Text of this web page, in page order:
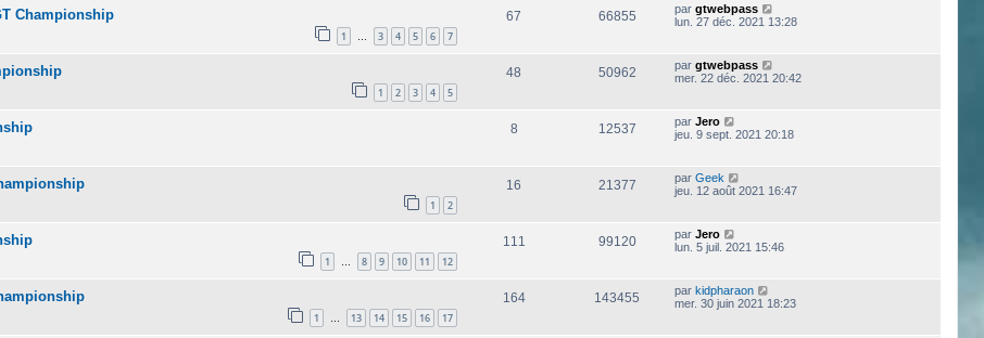
Championship
1 … 3 4 5 6 7
67 66855 par gtwebpass
lun. 27 déc. 2021 13:28
1 2 3 4 5
48 50962 par gtwebpass
mer. 22 déc. 2021 20:42
8 12537 par Jero
jeu. 9 sept. 2021 20:18
1 2
16 21377 par Geek
jeu. 12 août 2021 16:47
1 … 8 9 10 11 12
111 99120 par Jero
lun. 5 juil. 2021 15:46
1 … 13 14 15 16 17
164 143455 par kidpharaon
mer. 30 juin 2021 18:23